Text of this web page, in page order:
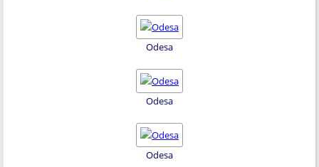
Odesa
Odesa
Odesa